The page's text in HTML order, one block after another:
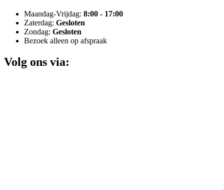
Maandag-Vrijdag: 8:00 - 17:00
Zaterdag: Gesloten
Zondag: Gesloten
Bezoek alleen op afspraak
Volg ons via: